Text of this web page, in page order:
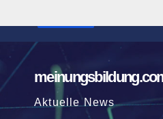
Inhalt
springen
Aktuelle News